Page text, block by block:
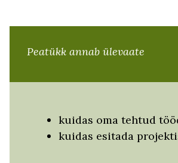
Peatükk annab ülevaate
kuidas oma tehtud
kuidas esitada